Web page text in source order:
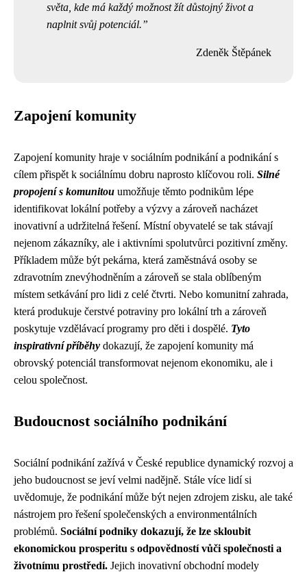
světa, kde má každý možnost žít důstojný život a
naplnit svůj potenciál.
Zdeněk Štěpánek
Zapojení komunity
Zapojení komunity hraje v sociálním podnikání a podnikání s
cílem přispět k sociálnímu dobru naprosto klíčovou roli. Silné
propojení s komunitou umožňuje těmto podnikům lépe
identifikovat lokální potřeby a výzvy a zároveň nacházet
inovativní a udržitelná řešení. Místní obyvatelé se tak stávají
nejenom zákazníky, ale i aktivními spolutvůrci pozitivní změny.
Příkladem může být pekárna, která zaměstnává osoby se
zdravotním znevýhodněním a zároveň se stala oblíbeným
místem setkávání pro lidi z celé čtvrti. Nebo komunitní zahrada,
která produkuje čerstvé potraviny pro lokální trh a zároveň
poskytuje vzdělávací programy pro děti i dospělé. Tyto
inspirativní příběhy dokazují, že zapojení komunity má
obrovský potenciál transformovat nejenom ekonomiku, ale i
celou společnost.
Budoucnost sociálního podnikání
Sociální podnikání zažívá v České republice dynamický rozvoj a
jeho budoucnost se jeví velmi nadějně. Stále více lidí si
uvědomuje, že podnikání může být nejen zdrojem zisku, ale také
nástrojem pro řešení společenských a environmentálních
problémů. Sociální podniky dokazují, že lze skloubit
ekonomickou prosperitu s odpovědností vůči společnosti a
životnímu prostředí. Jejich inovativní obchodní modely